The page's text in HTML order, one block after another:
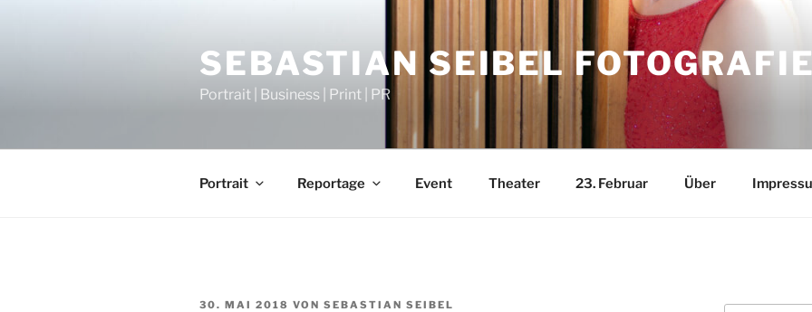
SEBASTIAN SEIBEL FOTOGRAFIE
Portrait | Business | Print | PR
Portrait Reportage Event Theater 23. Februar Über
VERÖFFENTLICHT
30. MAI 2018 VON SEBASTIAN SEIBEL